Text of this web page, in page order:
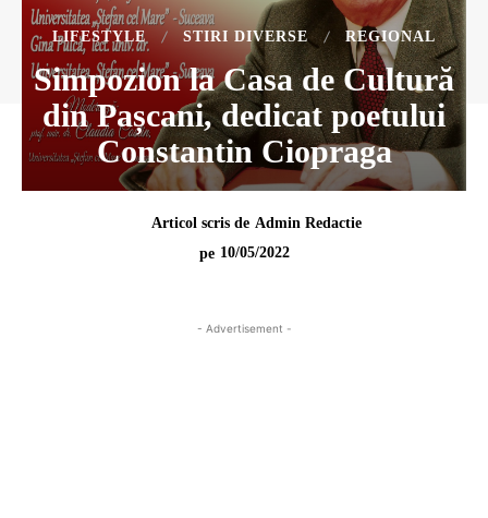
LIFESTYLE STIRI DIVERSE REGIONAL
Simpozion la Casa de Cultură
din Pașcani, dedicat poetului
Constantin Ciopraga
Articol scris de Admin Redactie
pe 10/05/2022
- Advertisement -